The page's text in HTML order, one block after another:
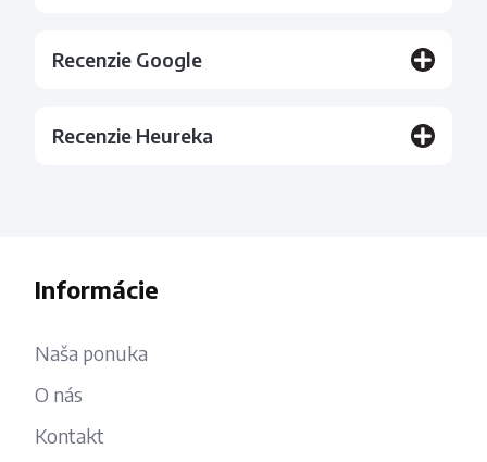
Recenzie Google
Recenzie Heureka
Informácie
Naša ponuka
O nás
Kontakt